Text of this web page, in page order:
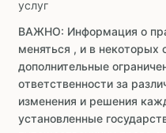
услуг
ВАЖНО: Информация о
меняться , и в некоторых
дополнительные
ответственности за
изменения и решения
установленные